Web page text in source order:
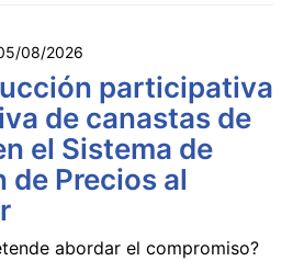
08/2026
participativa
de canastas de
el Sistema de
de Precios al
abordar el compromiso?